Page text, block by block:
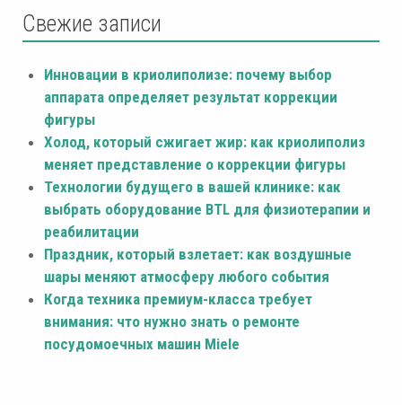
Свежие записи
Инновации в криолиполизе: почему выбор
аппарата определяет результат коррекции
фигуры
Холод, который сжигает жир: как криолиполиз
меняет представление о коррекции фигуры
Технологии будущего в вашей клинике: как
выбрать оборудование BTL для физиотерапии и
реабилитации
Праздник, который взлетает: как воздушные
шары меняют атмосферу любого события
Когда техника премиум-класса требует
внимания: что нужно знать о ремонте
посудомоечных машин Miele